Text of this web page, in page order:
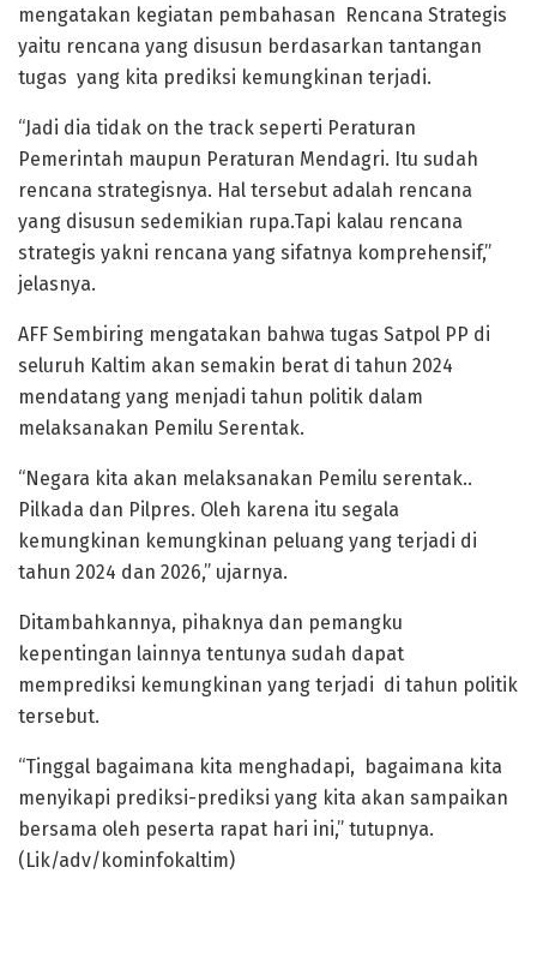
mengatakan kegiatan pembahasan Rencana Strategis
yaitu rencana yang disusun berdasarkan tantangan
tugas yang kita prediksi kemungkinan terjadi.
“Jadi dia tidak on the track seperti Peraturan
Pemerintah maupun Peraturan Mendagri. Itu sudah
rencana strategisnya. Hal tersebut adalah rencana
yang disusun sedemikian rupa.Tapi kalau rencana
strategis yakni rencana yang sifatnya komprehensif,”
jelasnya.
AFF Sembiring mengatakan bahwa tugas Satpol PP di
seluruh Kaltim akan semakin berat di tahun 2024
mendatang yang menjadi tahun politik dalam
melaksanakan Pemilu Serentak.
“Negara kita akan melaksanakan Pemilu serentak..
Pilkada dan Pilpres. Oleh karena itu segala
kemungkinan kemungkinan peluang yang terjadi di
tahun 2024 dan 2026,” ujarnya.
Ditambahkannya, pihaknya dan pemangku
kepentingan lainnya tentunya sudah dapat
memprediksi kemungkinan yang terjadi di tahun politik
tersebut.
“Tinggal bagaimana kita menghadapi, bagaimana kita
menyikapi prediksi-prediksi yang kita akan sampaikan
bersama oleh peserta rapat hari ini,” tutupnya.
(Lik/adv/kominfokaltim)